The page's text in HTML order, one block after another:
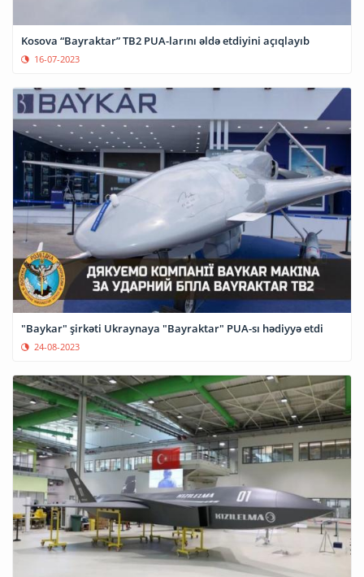
Kosova “Bayraktar” TB2 PUA-larını əldə etdiyini açıqlayıb
16-07-2023
"Baykar" şirkəti Ukraynaya "Bayraktar" PUA-sı hədiyyə etdi
24-08-2023